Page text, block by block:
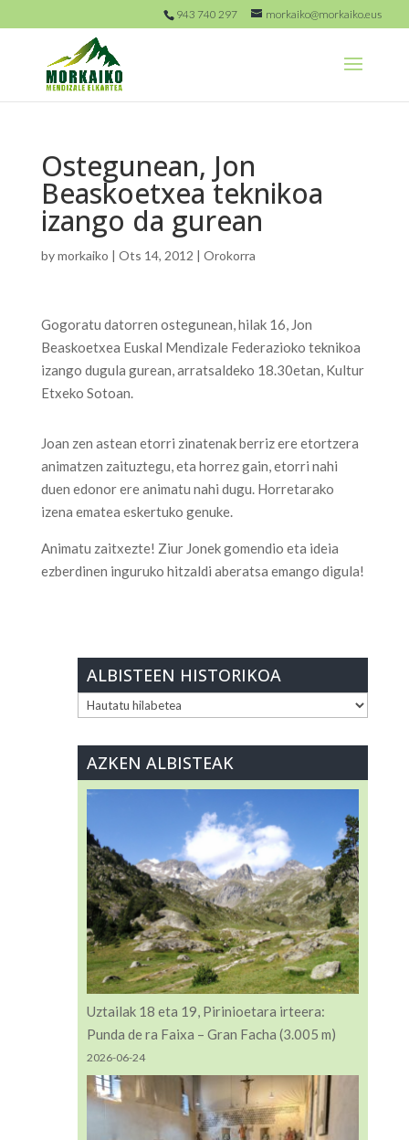
943 740 297 morkaiko@morkaiko.eus
Ostegunean, Jon
Beaskoetxea teknikoa
izango da gurean
bymorkaiko | Ots 14, 2012 | Orokorra
Gogoratu datorren ostegunean, hilak 16, Jon
Beaskoetxea Euskal Mendizale Federazioko teknikoa
izango dugula gurean, arratsaldeko 18.30etan, Kultur
Etxeko Sotoan.
Joan zen astean etorri zinatenak berriz ere etortzera
animatzen zaituztegu, eta horrez gain, etorri nahi
duen edonor ere animatu nahi dugu. Horretarako
izena ematea eskertuko genuke.
Animatu zaitxezte! Ziur Jonek gomendio eta ideia
ezberdinen inguruko hitzaldi aberatsa emango digula!
ALBISTEEN HISTORIKOA
ALBISTEEN
AZKEN ALBISTEAK
Uztailak 18 eta 19, Pirinioetara irteera:
Punda de ra Faixa – Gran Facha (3.005 m)
2026-06-24